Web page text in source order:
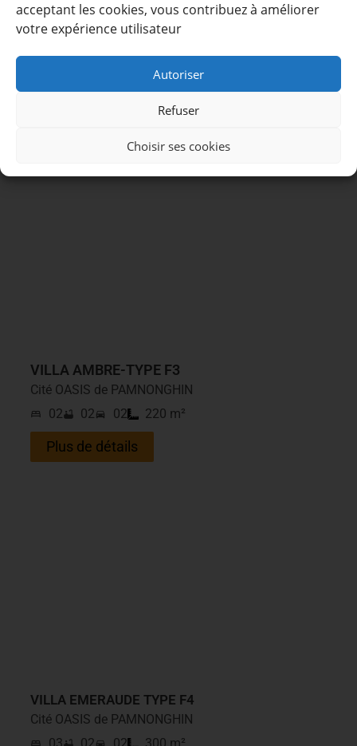
acceptant les cookies, vous contribuez à améliorer
votre expérience utilisateur
Autoriser
Refuser
Choisir ses cookies
VILLA JADE-TYPE F3
Cité OASIS de PAMNONGHIN
220 m²
VILLA AMBRE-TYPE F3
Cité OASIS de PAMNONGHIN
02
02 02 220 m²
Plus de détails
VILLA EMERAUDE TYPE F4
Cité OASIS de PAMNONGHIN​